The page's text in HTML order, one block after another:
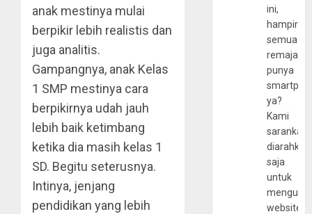
anak mestinya mulai
berpikir lebih realistis dan
juga analitis.
Gampangnya, anak Kelas
1 SMP mestinya cara
berpikirnya udah jauh
lebih baik ketimbang
ketika dia masih kelas 1
SD. Begitu seterusnya.
Intinya, jenjang
pendidikan yang lebih
ini,
hampir
semua
remaja
punya
ya?
Kami
sarankan,
diarahkan
saja
untuk
website